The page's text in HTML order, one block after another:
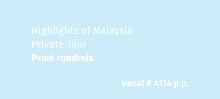
Highlights of Malaysia
Private Tour
Privé rondreis
vanaf € 4114 p.p.